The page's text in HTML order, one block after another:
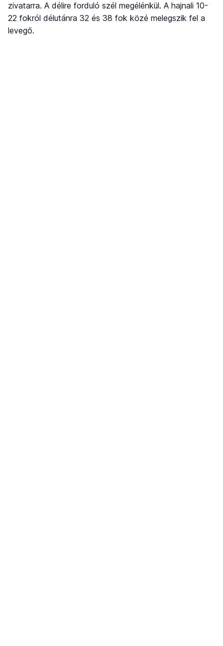
zivatarra. A délire forduló szél megélénkül. A hajnali 10-
22 fokról délutánra 32 és 38 fok közé melegszik fel a
levegő.